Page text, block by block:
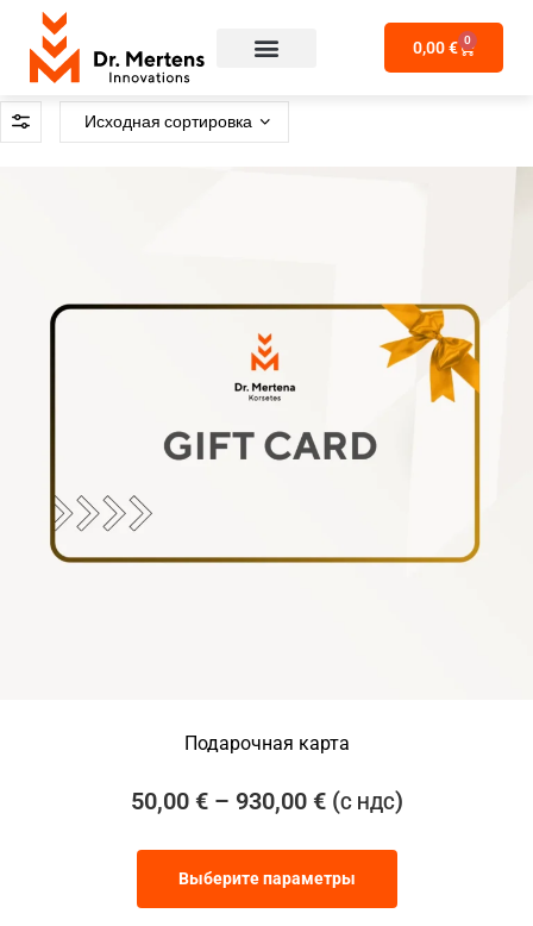
0,00€ 0
Подарочная карта
50,00 € – 930,00 €(С НДС)
Выберите параметры